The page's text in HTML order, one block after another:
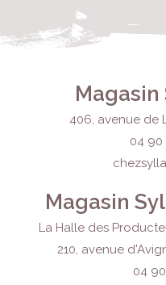
Magasin
406, avenue de
04 90
Magasin
La Halle des
210, avenue
04